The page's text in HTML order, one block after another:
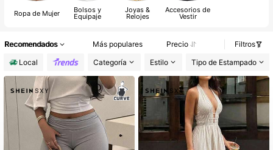
Ropa de Mujer Bolsos y
Equipaje
Joyas &
Relojes
Accesorios de
Vestir
Recomendados Más populares Precio
Filtros
Local
Categoría Estilo Tipo de Estampado